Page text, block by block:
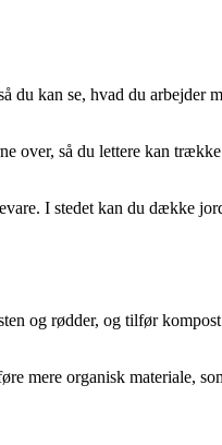
du kan se, hvad du arbejder
over, så du lettere kan
I stedet kan du dække
og rødder, og tilfør
mere organisk materiale,